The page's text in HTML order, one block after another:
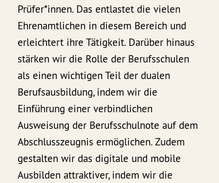
Prüfer*innen. Das entlastet die vielen
Ehrenamtlichen in diesem Bereich und
erleichtert ihre Tätigkeit. Darüber hinaus
stärken wir die Rolle der Berufsschulen
als einen wichtigen Teil der dualen
Berufsausbildung, indem wir die
Einführung einer verbindlichen
Ausweisung der Berufsschulnote auf dem
Abschlusszeugnis ermöglichen. Zudem
gestalten wir das digitale und mobile
Ausbilden attraktiver, indem wir die